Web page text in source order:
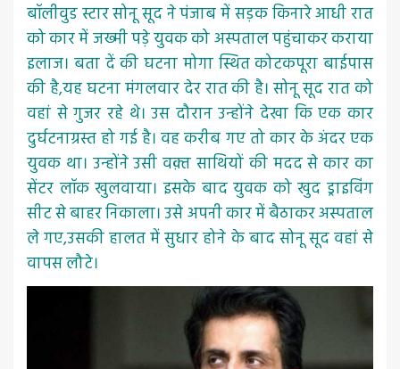
बॉलीवुड स्टार सोनू सूद ने पंजाब में सड़क किनारे आधी रात
को कार में जख्मी पड़े युवक को अस्पताल पहुंचाकर कराया
इलाज। बता दें की घटना मोगा स्थित कोटकपूरा बाईपास
की है,यह घटना मंगलवार देर रात की है। सोनू सूद रात को
वहां से गुजर रहे थे। उस दौरान उन्होंने देखा कि एक कार
दुर्घटनाग्रस्त हो गई है। वह करीब गए तो कार के अंदर एक
युवक था। उन्होंने उसी वक़्त साथियों की मदद से कार का
सेंटर लॉक खुलवाया। इसके बाद युवक को खुद ड्राइविंग
सीट से बाहर निकाला। उसे अपनी कार में बैठाकर अस्पताल
ले गए,उसकी हालत में सुधार होने के बाद सोनू सूद वहां से
वापस लौटे।